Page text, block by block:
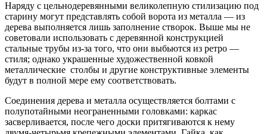
Наряду с цельнодеревянными великолепную стилизацию под
старину могут представлять собой ворота из металла — из
дерева выполняется лишь заполнение створок. Выше мы не
советовали использовать с деревянной конструкцией
стальные трубы из-за того, что они выбьются из ретро —
стиля; однако украшенные художественной ковкой
металлические столбы и другие конструктивные элементы
будут в полной мере ему соответствовать.
Соединения дерева и металла осуществляется болтами с
полупотайными неограненными головками: каркас
засверливается, после чего доски притягиваются к нему